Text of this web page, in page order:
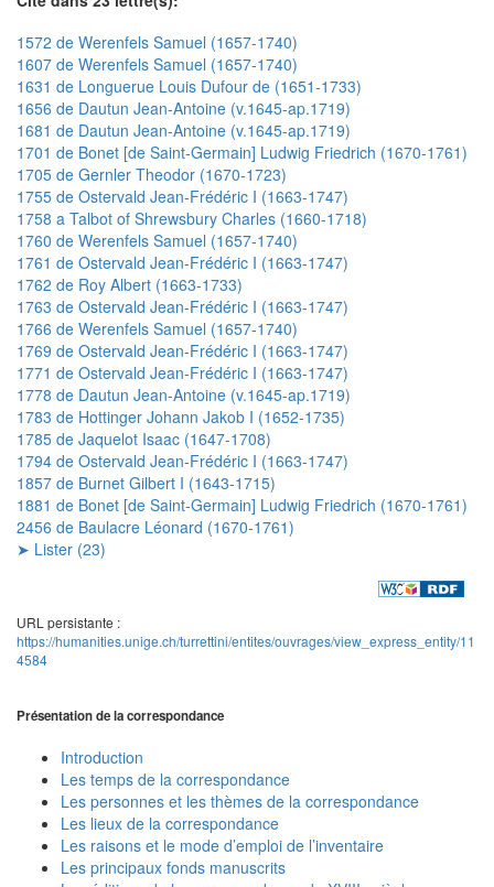
1572 de Werenfels Samuel (1657-1740)
1607 de Werenfels Samuel (1657-1740)
1631 de Longuerue Louis Dufour de (1651-1733)
1656 de Dautun Jean-Antoine (v.1645-ap.1719)
1681 de Dautun Jean-Antoine (v.1645-ap.1719)
1701 de Bonet [de Saint-Germain] Ludwig Friedrich (1670-1761)
1705 de Gernler Theodor (1670-1723)
1755 de Ostervald Jean-Frédéric I (1663-1747)
1758 a Talbot of Shrewsbury Charles (1660-1718)
1760 de Werenfels Samuel (1657-1740)
1761 de Ostervald Jean-Frédéric I (1663-1747)
1762 de Roy Albert (1663-1733)
1763 de Ostervald Jean-Frédéric I (1663-1747)
1766 de Werenfels Samuel (1657-1740)
1769 de Ostervald Jean-Frédéric I (1663-1747)
1771 de Ostervald Jean-Frédéric I (1663-1747)
1778 de Dautun Jean-Antoine (v.1645-ap.1719)
1783 de Hottinger Johann Jakob I (1652-1735)
1785 de Jaquelot Isaac (1647-1708)
1794 de Ostervald Jean-Frédéric I (1663-1747)
1857 de Burnet Gilbert I (1643-1715)
1881 de Bonet [de Saint-Germain] Ludwig Friedrich (1670-1761)
2456 de Baulacre Léonard (1670-1761)
➤ Lister (23)
URL persistante :
https://humanities.unige.ch/turrettini/entites/ouvrages/view_express_entity/11
4584
Présentation de la correspondance
Introduction
Les temps de la correspondance
Les personnes et les thèmes de la correspondance
Les lieux de la correspondance
Les raisons et le mode d’emploi de l’inventaire
Les principaux fonds manuscrits